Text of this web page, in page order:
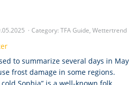
Category: TFA Guide, Wettertrend
to summarize several days in May
frost damage in some regions.